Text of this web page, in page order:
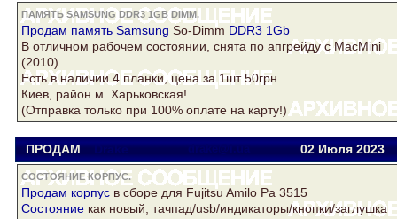
ПАМЯТЬ SAMSUNG DDR3 1GB DIMM.
Продам память Samsung So-Dimm DDR3 1Gb
В отличном рабочем состоянии, снята по апгрейду с MacMini
(2010)
Есть в наличии 4 планки, цена за 1шт 50грн
Киев, район м. Харьковская!
(Отправка только при 100% оплате на карту!)
ПРОДАМ Drake drake@i.ua 02 Июля 2023
СОСТОЯНИЕ КОРПУС.
Продам корпус в сборе для Fujitsu Amilo Pa 3515
Состояние как новый, тачпад/usb/индикаторы/кнопки/заглушка